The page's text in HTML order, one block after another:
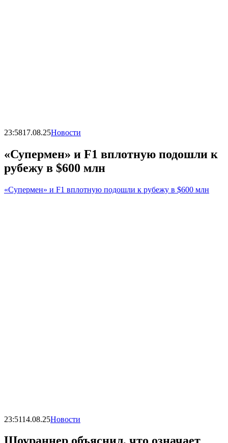
23:5817.08.25Новости
«Супермен» и F1 вплотную подошли к
рубежу в $600 млн
«Супермен» и F1 вплотную подошли к рубежу в $600 млн
23:5114.08.25Новости